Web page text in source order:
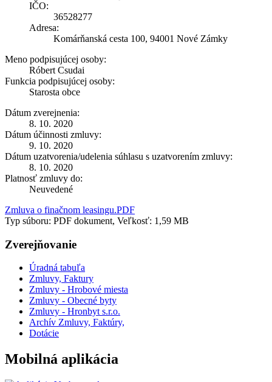
IČO:
36528277
Adresa:
Komárňanská cesta 100, 94001 Nové Zámky
Meno podpisujúcej osoby:
Róbert Csudai
Funkcia podpisujúcej osoby:
Starosta obce
Dátum zverejnenia:
8. 10. 2020
Dátum účinnosti zmluvy:
9. 10. 2020
Dátum uzatvorenia/udelenia súhlasu s uzatvorením zmluvy:
8. 10. 2020
Platnosť zmluvy do:
Neuvedené
Zmluva o finačnom leasingu.PDF
Typ súboru: PDF dokument, Veľkosť: 1,59 MB
Zverejňovanie
Úradná tabuľa
Zmluvy, Faktury
Zmluvy - Hrobové miesta
Zmluvy - Obecné byty
Zmluvy - Hronbyt s.r.o.
Archív Zmluvy, Faktúry,
Dotácie
Mobilná aplikácia